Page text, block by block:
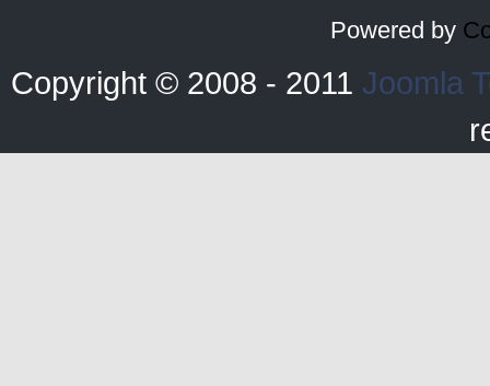
Powered by
Copyright © 2008 - 2011 Joomla